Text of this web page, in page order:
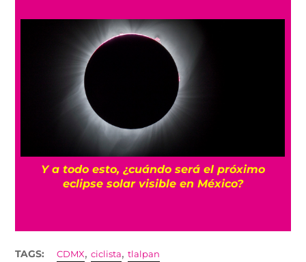
Y a todo esto, ¿cuándo será el próximo
eclipse solar visible en México?
TAGS: CDMX,ciclista,tlalpan